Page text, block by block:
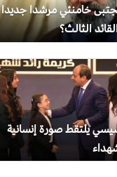
خامنئي مرشدا جديدا
الثالث؟
يلتقط صورة إنسانية